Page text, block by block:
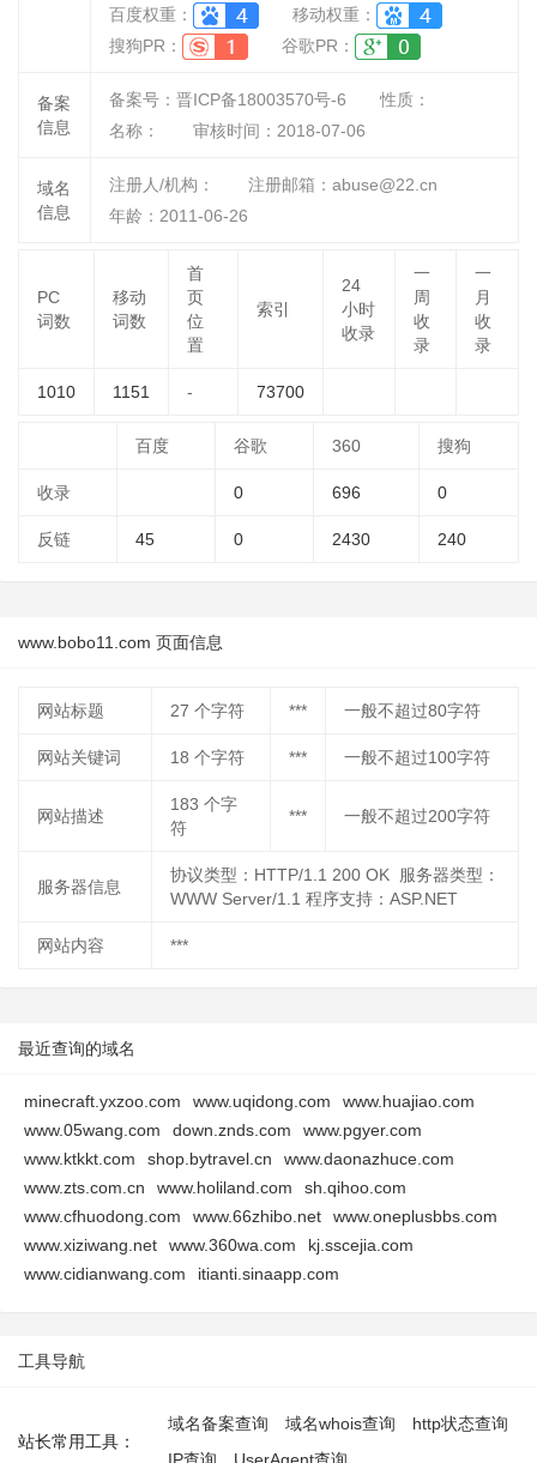
百度权重：
移动权重：
搜狗PR：
谷歌PR：
备案
信息
备案号：晋ICP备18003570号-6
性质：
名称：
审核时间： 2018-07-06
域名
信息
注册人/机构：
注册邮箱：abuse@22.cn
年龄：2011-06-26
PC
词数
移动
词数
首
页
位
置
索引
24
小时
收录
一
周
收
录
一
月
收
录
1010 1151 - 73700
百度 谷歌 360 搜狗
收录 0 696 0
反链 45 0 2430 240
www.bobo11.com 页面信息
网站标题 27 个字符 *** 一般不超过80字符
网站关键词 18 个字符 *** 一般不超过100字符
网站描述
183 个字
符
*** 一般不超过200字符
服务器信息
协议类型：HTTP/1.1 200 OK 服务器类型：
WWW Server/1.1 程序支持：ASP.NET
网站内容 ***
最近查询的域名
minecraft.yxzoo.com www.uqidong.com
www.huajiao.com
www.05wang.com
down.znds.com
www.pgyer.com
www.ktkkt.com
shop.bytravel.cn
www.daonazhuce.com
www.zts.com.cn
www.holiland.com
sh.qihoo.com
www.cfhuodong.com
www.66zhibo.net
www.oneplusbbs.com
www.xiziwang.net
www.360wa.com
kj.sscejia.com
www.cidianwang.com
itianti.sinaapp.com
工具导航
站长常用工具：
域名备案查询 域名whois查询
http状态查询